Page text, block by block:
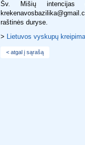
Šv. Mišių
raštinės duryse.
> Lietuvos vyskupų
< atgal į sąrašą